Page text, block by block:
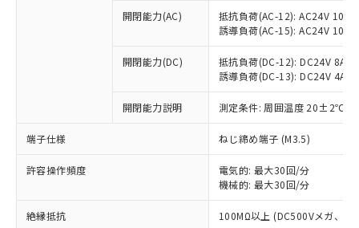
開閉能力(AC)
抵抗負荷(AC-12): AC24V 10A/
誘導負荷(AC-15): AC24V
開閉能力(DC)
抵抗負荷(DC-12): DC24V 8A/
誘導負荷(DC-13): DC24V 4A/
開閉能力説明 測定条件: 周囲温度 20±2℃、
端子仕様 ねじ締め端子 (M3.5)
許容操作頻度
電気的: 最大30回/分
機械的: 最大30回/分
絶縁抵抗 100MΩ以上 (DC500Vメガ、点
以下の条件をお読みいただき、同意のうえ
ご利用ください。
本サービスは、当社制御機器事業取扱
商品の当社在庫状況および標準価格
(税抜)を提供させていただくもので
当社制御機器事業取扱商品の中には、
本サービスの対象外となる商品もある
対応予定：EU RoHS指令（10物質）の非含
有に対応した製品に切り替える予定のある
対応予定なし：EU RoHS指令（10物質）の
非含有に非対応の商品で、対応品を出す予
定はありません。
調査・確認中：EU RoHS指令（10物質）の
非含有の対応状況を調査中または確認中の
非該当品：ライセンス料など無形物で、有
害物質有無と関係のない商品です。
仕入先様の事情により、非含有部品として
※1 中国RoHS○×表
「○」：最大均質材料含有率が中国RoHSの
基準値以下であることを示します。
「×」：最大均質材料含有率が中国RoHSの
基準値を超えていることを示します。